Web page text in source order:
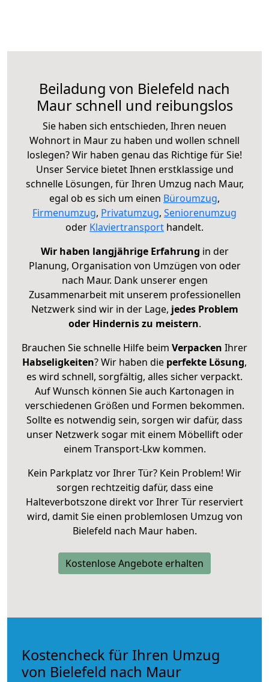
Beiladung von Bielefeld nach
Maur schnell und reibungslos
Sie haben sich entschieden, Ihren neuen
Wohnort in Maur zu haben und wollen schnell
loslegen? Wir haben genau das Richtige für Sie!
Unser Service bietet Ihnen erstklassige und
schnelle Lösungen, für Ihren Umzug nach Maur,
egal ob es sich um einen Büroumzug,
Firmenumzug, Privatumzug, Seniorenumzug
oder Klaviertransport handelt.
Wir haben langjährige Erfahrung in der
Planung, Organisation von Umzügen von oder
nach Maur. Dank unserer engen
Zusammenarbeit mit unserem professionellen
Netzwerk sind wir in der Lage, jedes Problem
oder Hindernis zu meistern.
Brauchen Sie schnelle Hilfe beim Verpacken Ihrer
Habseligkeiten? Wir haben die perfekte Lösung,
es wird schnell, sorgfältig, alles sicher verpackt.
Auf Wunsch können Sie auch Kartonagen in
verschiedenen Größen und Formen bekommen.
Sollte es notwendig sein, sorgen wir dafür, dass
unser Netzwerk sogar mit einem Möbellift oder
einem Transport-Lkw kommen.
Kein Parkplatz vor Ihrer Tür? Kein Problem! Wir
sorgen rechtzeitig dafür, dass eine
Halteverbotszone direkt vor Ihrer Tür reserviert
wird, damit Sie einen problemlosen Umzug von
Bielefeld nach Maur haben.
Kostenlose Angebote erhalten
Kostencheck für Ihren Umzug
von Bielefeld nach Maur